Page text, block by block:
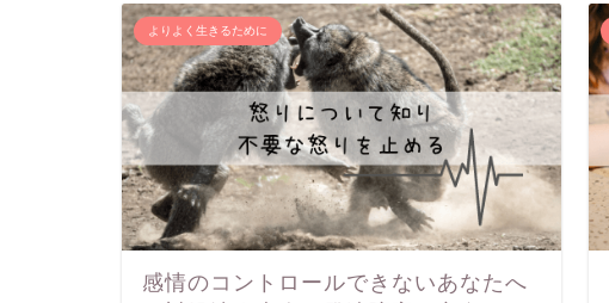
よりよく生きるために
感情のコントロールできないあなたへ